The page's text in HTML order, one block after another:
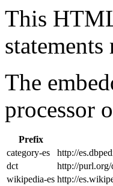
This
The
processor
Prefix
category-es
http://
dct
http://purl.org/
wikipedia-es http://